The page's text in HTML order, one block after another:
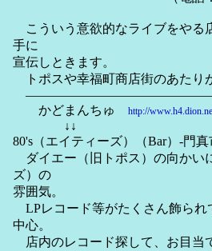
こういう意欲的なライブをやる
手に
宣伝しときます。
トポスや幸福町商店街のあたり
かどまんちゅ
http://
↓↓
80's（エイティーズ）（Bar）-門
ダイエー（旧トポス）の向かい
ズ）の
雰囲気。
LPレコード等がたくさん飾られ
中心。
店内のレコード探して、お目当